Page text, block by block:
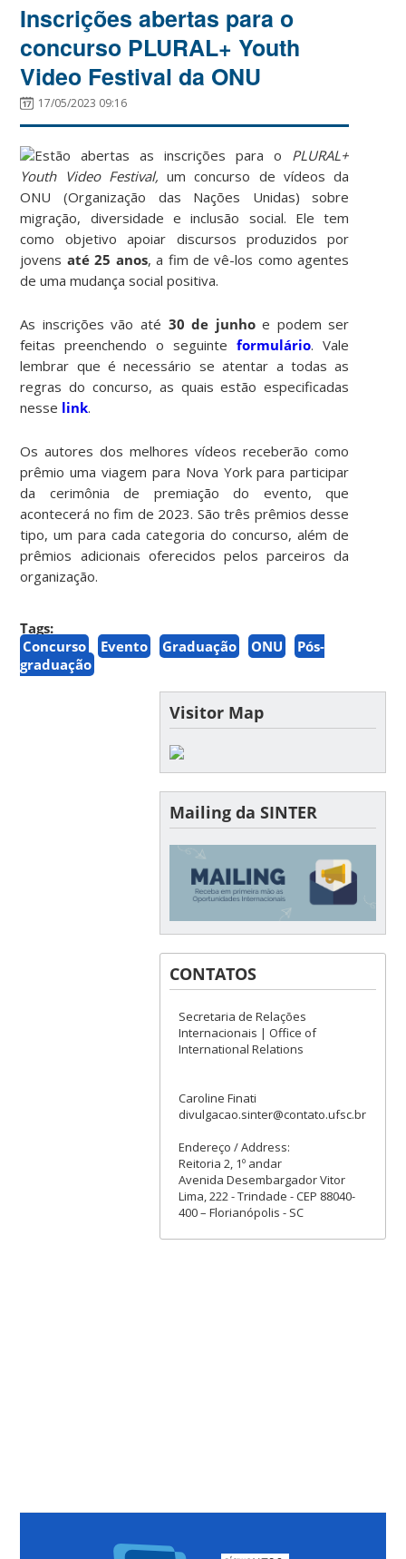
Inscrições abertas para o
concurso PLURAL+ Youth
Video Festival da ONU
17/05/2023 09:16
Estão abertas as inscrições para o PLURAL+
Youth Video Festival,um concurso de vídeos da
ONU (Organização das Nações Unidas) sobre
migração, diversidade e inclusão social. Ele tem
como objetivo apoiar discursos produzidos por
jovens até 25 anos, a fim de vê-los como agentes
de uma mudança social positiva.
As inscrições vão até 30 de junhoe podem ser
feitas preenchendo o seguinteformulário. Vale
lembrar que é necessário se atentar a todas as
regras do concurso, as quais estão especificadas
nesse link.
Os autores dos melhores vídeos receberão como
prêmio uma viagem para Nova York para participar
da cerimônia de premiação do evento, que
acontecerá no fim de 2023. São três prêmios desse
tipo, um para cada categoria do concurso, além de
prêmios adicionais oferecidos pelos parceiros da
organização.
Tags:
Concurso
Evento Graduação ONU
Pós-
graduação
Visitor Map
Mailing da SINTER
CONTATOS
Secretaria de Relações
Internacionais | Office of
International Relations
Caroline Finati
divulgacao.sinter@contato.ufsc.br
Endereço / Address:
Reitoria 2, 1º andar
Avenida Desembargador Vitor
Lima, 222 - Trindade - CEP 88040-
400 – Florianópolis - SC